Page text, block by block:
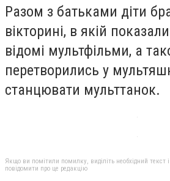
Разом з батьками діти
вікторині, в якій
відомі мультфільми, а
перетворились у
станцювати мульттанок.
Якщо ви помітили помилку, виділіть необхідний текст
повідомити про це редакцію